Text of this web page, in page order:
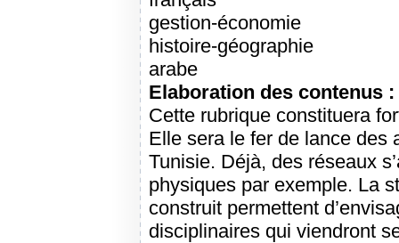
gestion-économie
histoire-géographie
arabe
Elaboration des contenus :
Cette rubrique constituera
Elle sera le fer de lance des
Tunisie. Déjà, des réseaux
physiques par exemple. La
construit permettent
disciplinaires qui viendront